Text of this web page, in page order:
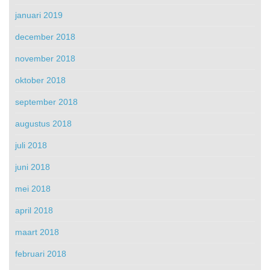
januari 2019
december 2018
november 2018
oktober 2018
september 2018
augustus 2018
juli 2018
juni 2018
mei 2018
april 2018
maart 2018
februari 2018